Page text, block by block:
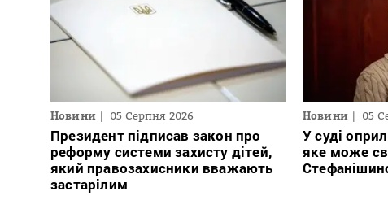
Новини 05 Серпня 2026
Президент підписав закон про
реформу системи захисту дітей,
який правозахисники вважають
застарілим
Новини 05
У суді
яке може